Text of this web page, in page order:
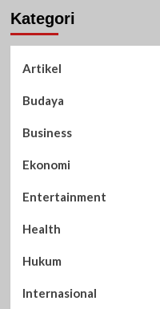
Kategori
Artikel
Budaya
Business
Ekonomi
Entertainment
Health
Hukum
Internasional